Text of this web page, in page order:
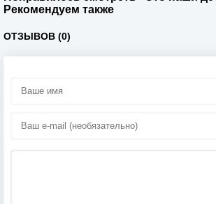
Рекомендуем также
ОТЗЫВОВ (0)